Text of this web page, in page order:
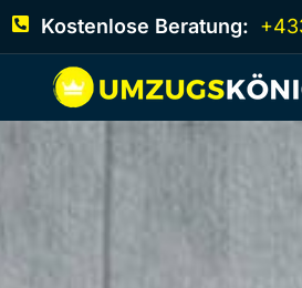
Kostenlose Beratung: